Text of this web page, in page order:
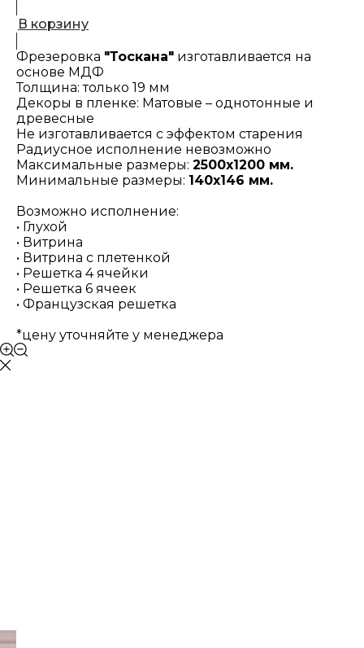
В корзину
Фрезеровка "Тоскана" изготавливается на
основе МДФ
Толщина: только 19 мм
Декоры в пленке: Матовые – однотонные и
древесные
Не изготавливается с эффектом старения
Радиусное исполнение невозможно
Максимальные размеры: 2500х1200 мм.
Минимальные размеры: 140х146 мм.
Возможно исполнение:
• Глухой
• Витрина
• Витрина с плетенкой
• Решетка 4 ячейки
• Решетка 6 ячеек
• Французская решетка
*цену уточняйте у менеджера